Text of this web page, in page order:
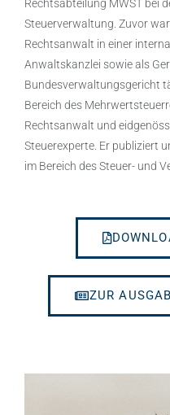
Rechtsabteilung MWST bei
Steuerverwaltung. Zuvor
Rechtsanwalt in einer
Anwaltskanzlei sowie als
Bundesverwaltungsgericht
Bereich des
Rechtsanwalt und
Steuerexperte. Er publiziert
im Bereich des Steuer- und
ZUR